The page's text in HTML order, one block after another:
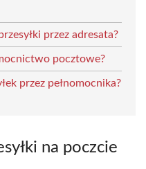
przez adresata?
pocztowe?
przez pełnomocnika?
na poczcie